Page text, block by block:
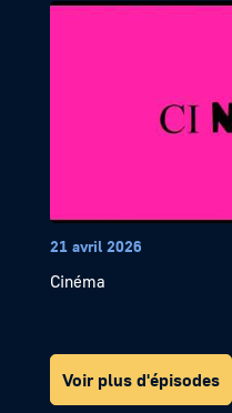
21 avril 2026
Cinéma
Voir plus d'épisodes